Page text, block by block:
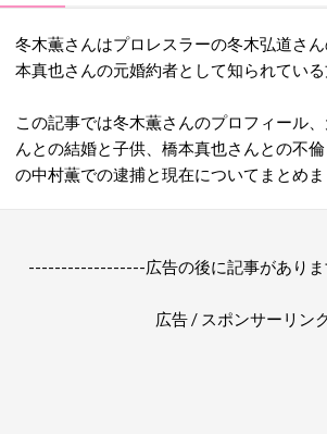
冬木薫さんはプロレスラーの冬木弘道さ
本真也さんの元婚約者として知られている
この記事では冬木薫さんのプロフィール
んとの結婚と子供、橋本真也さんとの不
の中村薫での逮捕と現在についてまとめま
------------------広告の後に記事があり
広告 / スポンサーリン